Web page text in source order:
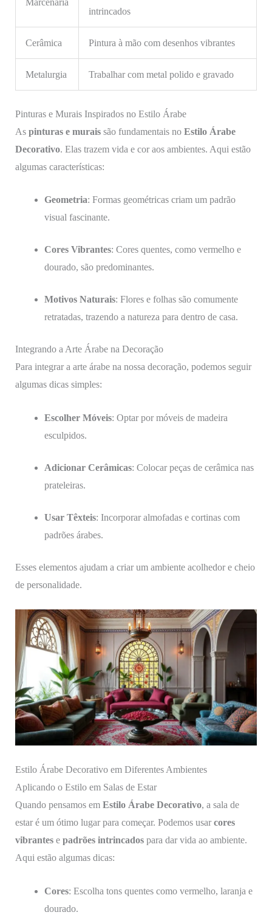
intrincados
Cerâmica Pintura à mão com desenhos vibrantes
Metalurgia Trabalhar com metal polido e gravado
Pinturas e Murais Inspirados no Estilo Árabe
As pinturas e muraissão fundamentais no Estilo Árabe
Decorativo. Elas trazem vida e cor aos ambientes. Aqui estão
algumas características:
Geometria: Formas geométricas criam um padrão
visual fascinante.
Cores Vibrantes: Cores quentes, como vermelho e
dourado, são predominantes.
Motivos Naturais: Flores e folhas são comumente
retratadas, trazendo a natureza para dentro de casa.
Integrando a Arte Árabe na Decoração
Para integrar a arte árabe na nossa decoração, podemos seguir
algumas dicas simples:
Escolher Móveis: Optar por móveis de madeira
esculpidos.
Adicionar Cerâmicas: Colocar peças de cerâmica nas
prateleiras.
Usar Têxteis: Incorporar almofadas e cortinas com
padrões árabes.
Esses elementos ajudam a criar um ambiente acolhedor e cheio
de personalidade.
Estilo Árabe Decorativo em Diferentes Ambientes
Aplicando o Estilo em Salas de Estar
Quando pensamos em Estilo Árabe Decorativo, a sala de
estar é um ótimo lugar para começar. Podemos usar cores
vibrantese padrões intrincadospara dar vida ao ambiente.
Aqui estão algumas dicas:
Cores: Escolha tons quentes como vermelho, laranja e
dourado.